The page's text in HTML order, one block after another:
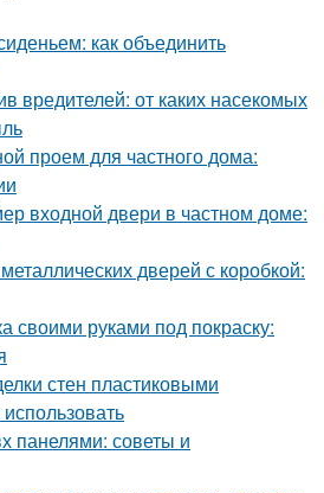
как объединить
вредителей: от каких насекомых
проем для частного дома:
входной двери в частном доме:
дверей с коробкой:
своими руками под покраску:
стен пластиковыми
панелями: советы и